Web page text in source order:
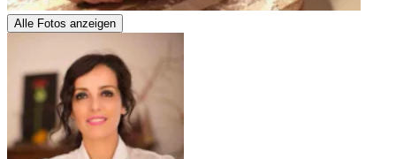
Alle Fotos anzeigen